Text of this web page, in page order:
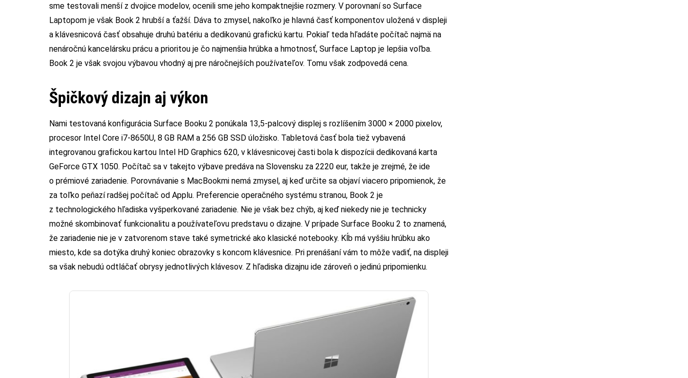
sme testovali menší z dvojice modelov, ocenili sme jeho kompaktnejšie rozmery. V porovnaní so Surface
Laptopom je však Book 2 hrubší a ťažší. Dáva to zmysel, nakoľko je hlavná časť komponentov uložená v displeji
a klávesnicová časť obsahuje druhú batériu a dedikovanú grafickú kartu. Pokiaľ teda hľadáte počítač najmä na
nenáročnú kancelársku prácu a prioritou je čo najmenšia hrúbka a hmotnosť, Surface Laptop je lepšia voľba.
Book 2 je však svojou výbavou vhodný aj pre náročnejších používateľov. Tomu však zodpovedá cena.
Špičkový dizajn aj výkon
Nami testovaná konfigurácia Surface Booku 2 ponúkala 13,5-palcový displej s rozlíšením 3000 × 2000 pixelov,
procesor Intel Core i7-8650U, 8 GB RAM a 256 GB SSD úložisko. Tabletová časť bola tiež vybavená
integrovanou grafickou kartou Intel HD Graphics 620, v klávesnicovej časti bola k dispozícii dedikovaná karta
GeForce GTX 1050. Počítač sa v takejto výbave predáva na Slovensku za 2220 eur, takže je zrejmé, že ide
o prémiové zariadenie. Porovnávanie s MacBookmi nemá zmysel, aj keď určite sa objaví viacero pripomienok, že
za toľko peňazí radšej počítač od Applu. Preferencie operačného systému stranou, Book 2 je
z technologického hľadiska vyšperkované zariadenie. Nie je však bez chýb, aj keď niekedy nie je technicky
možné skombinovať funkcionalitu a používateľovu predstavu o dizajne. V prípade Surface Booku 2 to znamená,
že zariadenie nie je v zatvorenom stave také symetrické ako klasické notebooky. Kĺb má vyššiu hrúbku ako
miesto, kde sa dotýka druhý koniec obrazovky s koncom klávesnice. Pri prenášaní vám to môže vadiť, na displeji
sa však nebudú odtláčať obrysy jednotlivých klávesov. Z hľadiska dizajnu ide zároveň o jedinú pripomienku.